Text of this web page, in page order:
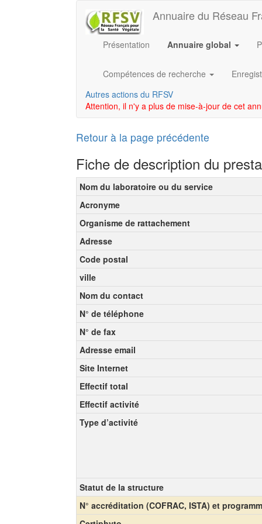
Annuaire du Réseau
Présentation Annuaire global
Compétences de recherche
Autres actions du RFSV
Attention, il n'y a plus de mise-à-jour de cet
Retour à la page précédente
Fiche de description du
Nom du laboratoire ou du service
Acronyme
Organisme de rattachement
Adresse
Code postal
ville
Nom du contact
N° de téléphone
N° de fax
Adresse email
Site Internet
Effectif total
Effectif activité
Type d’activité
Statut de la structure
N° accréditation (COFRAC, ISTA) et